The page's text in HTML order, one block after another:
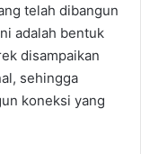
telah dibangun
adalah bentuk
disampaikan
sehingga
koneksi yang